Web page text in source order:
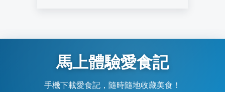
馬上體驗愛食記
手機下載愛食記，隨時隨地收藏美食！